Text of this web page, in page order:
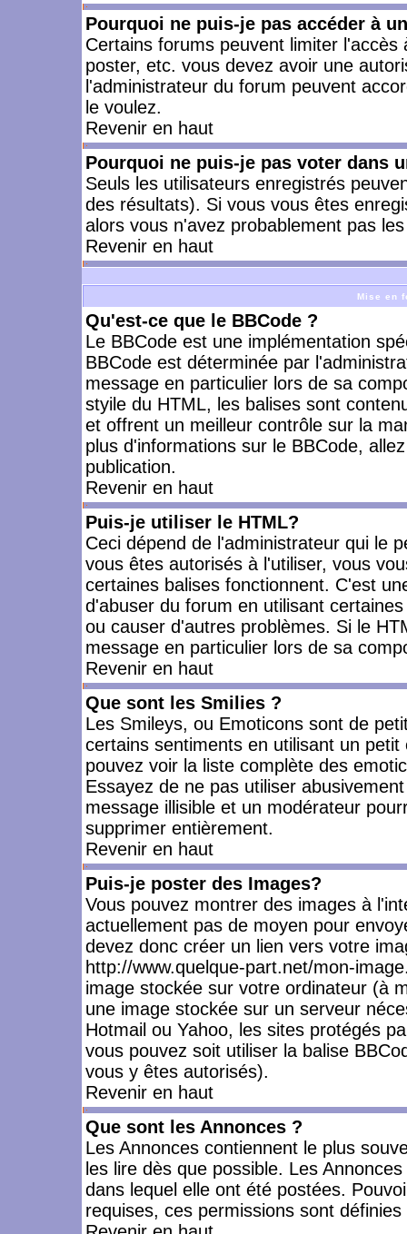
Pourquoi ne puis-je pas accéder à
Certains forums peuvent limiter
poster, etc. vous devez avoir une
l'administrateur du forum peuvent
le voulez.
Revenir en haut
Pourquoi ne puis-je pas voter dans
Seuls les utilisateurs enregistrés
des résultats). Si vous vous êtes
alors vous n'avez probablement pas
Revenir en haut
Mise en
Qu'est-ce que le BBCode ?
Le BBCode est une implémentation
BBCode est déterminée par
message en particulier lors de sa
styile du HTML, les balises sont
et offrent un meilleur contrôle sur la
plus d'informations sur le BBCode,
publication.
Revenir en haut
Puis-je utiliser le HTML?
Ceci dépend de l'administrateur qui le
vous êtes autorisés à l'utiliser, vous
certaines balises fonctionnent. C'est
d'abuser du forum en utilisant
ou causer d'autres problèmes. Si le
message en particulier lors de sa
Revenir en haut
Que sont les Smilies ?
Les Smileys, ou Emoticons sont de
certains sentiments en utilisant un
pouvez voir la liste complète des
Essayez de ne pas utiliser
message illisible et un modérateur
supprimer entièrement.
Revenir en haut
Puis-je poster des Images?
Vous pouvez montrer des images à
actuellement pas de moyen pour
devez donc créer un lien vers votre
http://www.quelque-part.net/mon-
image stockée sur votre ordinateur (à
une image stockée sur un serveur
Hotmail ou Yahoo, les sites protégés
vous pouvez soit utiliser la balise
vous y êtes autorisés).
Revenir en haut
Que sont les Annonces ?
Les Annonces contiennent le plus
les lire dès que possible. Les
dans lequel elle ont été postées.
requises, ces permissions sont